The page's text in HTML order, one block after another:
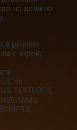
не должно
в ручную
с игрой;
на:
TEXTURES,